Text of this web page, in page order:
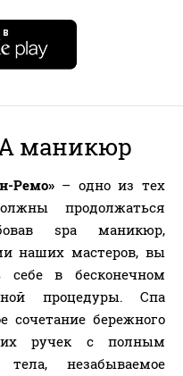
маникюр
Ремо»– одно из тех
продолжаться
spa маникюр,
наших мастеров, вы
в бесконечном
процедуры. Спа
бережного
ручек с полным
незабываемое